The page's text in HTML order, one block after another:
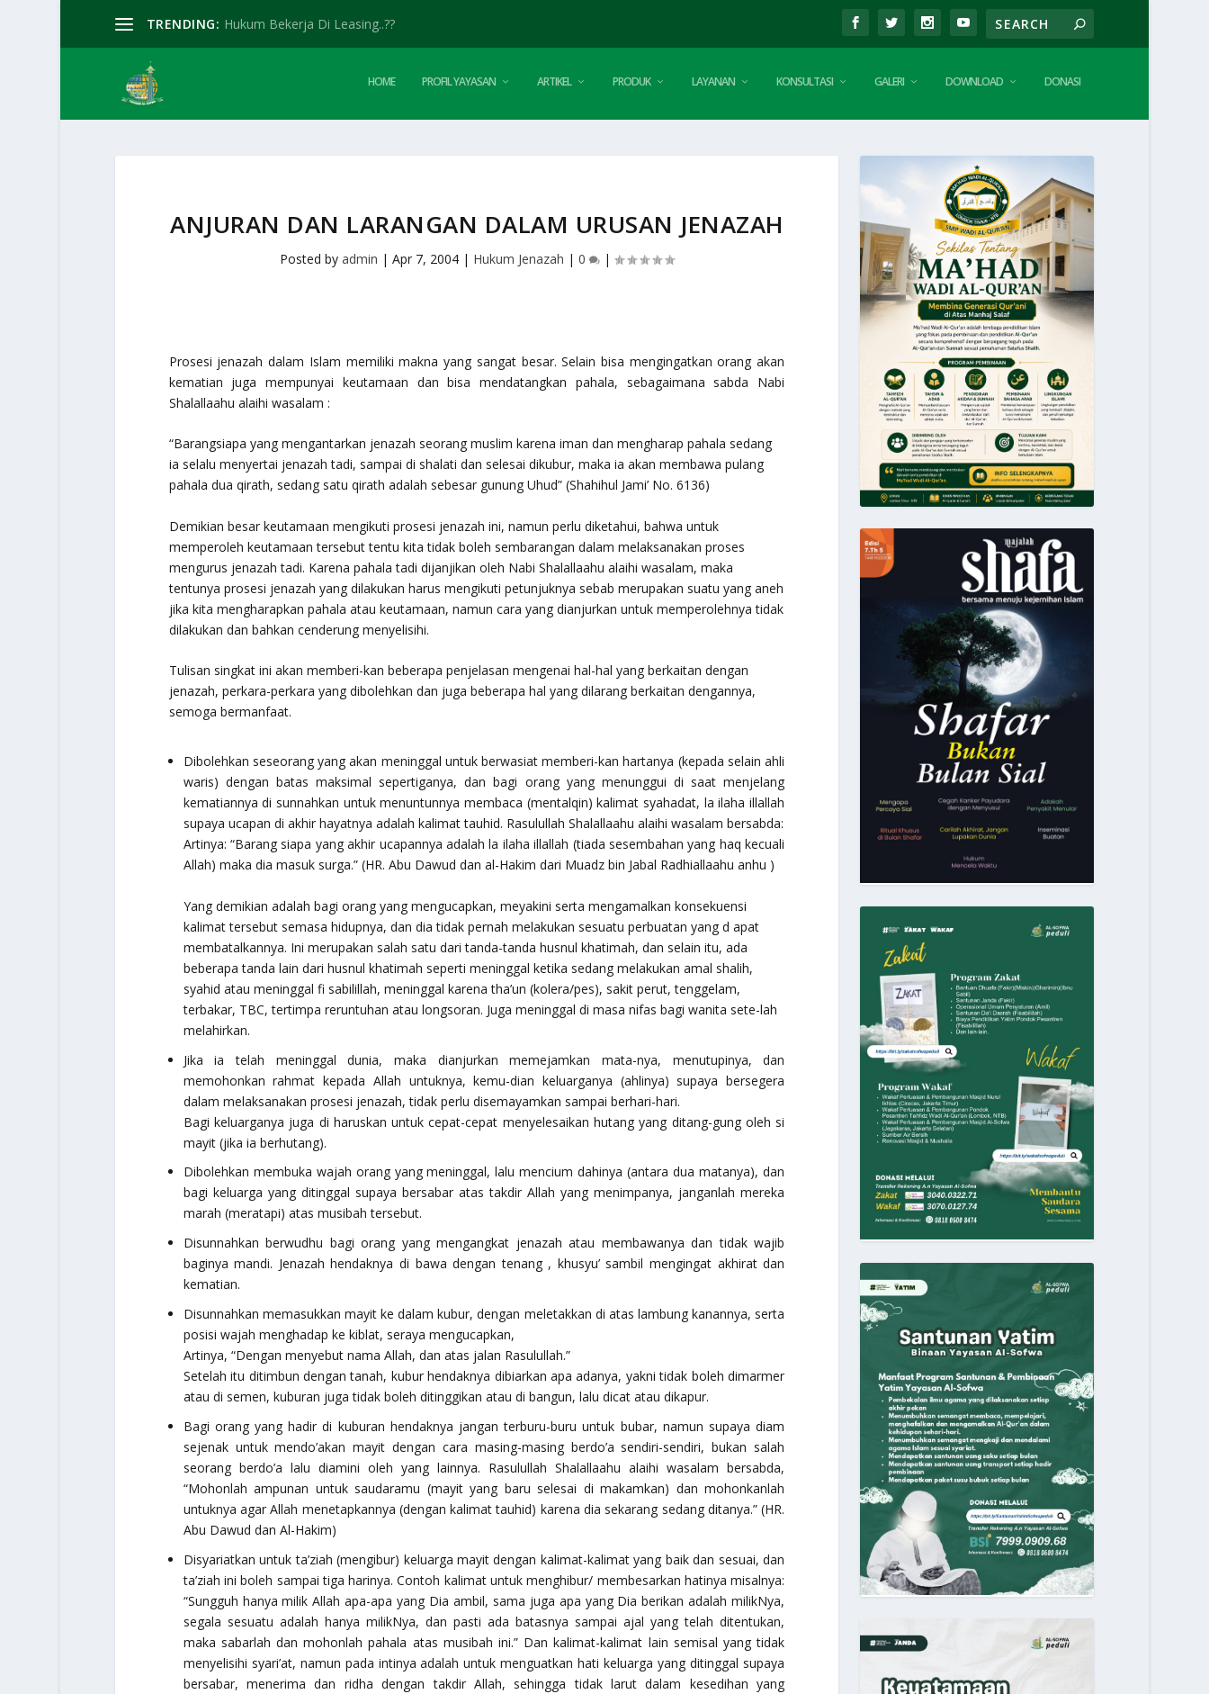
TRENDING: Hukum Bekerja Di Leasing..??
HOME PROFIL YAYASAN ARTIKEL PRODUK LAYANAN KONSULTASI GALERI DOWNLOAD DONASI
ANJURAN DAN LARANGAN DALAM URUSAN JENAZAH
Posted by admin | Apr 7, 2004| Hukum Jenazah | 0 |
Prosesi jenazah dalam Islam memiliki makna yang sangat besar. Selain bisa mengingatkan orang akan
kematian juga mempunyai keutamaan dan bisa mendatangkan pahala, sebagaimana sabda Nabi
Shalallaahu alaihi wasalam :
“Barangsiapa yang mengantarkan jenazah seorang muslim karena iman dan mengharap pahala sedang
ia selalu menyertai jenazah tadi, sampai di shalati dan selesai dikubur, maka ia akan membawa pulang
pahala dua qirath, sedang satu qirath adalah sebesar gunung Uhud”(Shahihul Jami’ No. 6136)
Demikian besar keutamaan mengikuti prosesi jenazah ini, namun perlu diketahui, bahwa untuk
memperoleh keutamaan tersebut tentu kita tidak boleh sembarangan dalam melaksanakan proses
mengurus jenazah tadi. Karena pahala tadi dijanjikan oleh Nabi Shalallaahu alaihi wasalam, maka
tentunya prosesi jenazah yang dilakukan harus mengikuti petunjuknya sebab merupakan suatu yang aneh
jika kita mengharapkan pahala atau keutamaan, namun cara yang dianjurkan untuk memperolehnya tidak
dilakukan dan bahkan cenderung menyelisihi.
Tulisan singkat ini akan memberi-kan beberapa penjelasan mengenai hal-hal yang berkaitan dengan
jenazah, perkara-perkara yang dibolehkan dan juga beberapa hal yang dilarang berkaitan dengannya,
semoga bermanfaat.
Dibolehkan seseorang yang akan meninggal untuk berwasiat memberi-kan hartanya (kepada selain ahli
waris) dengan batas maksimal sepertiganya, dan bagi orang yang menunggui di saat menjelang
kematiannya di sunnahkan untuk menuntunnya membaca (mentalqin) kalimat syahadat, la ilaha illallah
supaya ucapan di akhir hayatnya adalah kalimat tauhid. Rasulullah Shalallaahu alaihi wasalam bersabda:
Artinya:“Barang siapa yang akhir ucapannya adalah la ilaha illallah (tiada sesembahan yang haq kecuali
Allah) maka dia masuk surga.”(HR. Abu Dawud dan al-Hakim dari Muadz bin Jabal Radhiallaahu anhu )
Yang demikian adalah bagi orang yang mengucapkan, meyakini serta mengamalkan konsekuensi
kalimat tersebut semasa hidupnya, dan dia tidak pernah melakukan sesuatu perbuatan yang d apat
membatalkannya. Ini merupakan salah satu dari tanda-tanda husnul khatimah, dan selain itu, ada
beberapa tanda lain dari husnul khatimah seperti meninggal ketika sedang melakukan amal shalih,
syahid atau meninggal fi sabilillah, meninggal karena tha’un (kolera/pes), sakit perut, tenggelam,
terbakar, TBC, tertimpa reruntuhan atau longsoran. Juga meninggal di masa nifas bagi wanita sete-lah
melahirkan.
Jika ia telah meninggal dunia, maka dianjurkan memejamkan mata-nya, menutupinya, dan
memohonkan rahmat kepada Allah untuknya, kemu-dian keluarganya (ahlinya) supaya bersegera
dalam melaksanakan prosesi jenazah, tidak perlu disemayamkan sampai berhari-hari.
Bagi keluarganya juga di haruskan untuk cepat-cepat menyelesaikan hutang yang ditang-gung oleh si
mayit (jika ia berhutang).
Dibolehkan membuka wajah orang yang meninggal, lalu mencium dahinya (antara dua matanya), dan
bagi keluarga yang ditinggal supaya bersabar atas takdir Allah yang menimpanya, janganlah mereka
marah (meratapi) atas musibah tersebut.
Disunnahkan berwudhu bagi orang yang mengangkat jenazah atau membawanya dan tidak wajib
baginya mandi. Jenazah hendaknya di bawa dengan tenang , khusyu’ sambil mengingat akhirat dan
kematian.
Disunnahkan memasukkan mayit ke dalam kubur, dengan meletakkan di atas lambung kanannya, serta
posisi wajah menghadap ke kiblat, seraya mengucapkan,
Artinya, “Dengan menyebut nama Allah, dan atas jalan Rasulullah.”
Setelah itu ditimbun dengan tanah, kubur hendaknya dibiarkan apa adanya, yakni tidak boleh dimarmer
atau di semen, kuburan juga tidak boleh ditinggikan atau di bangun, lalu dicat atau dikapur.
Bagi orang yang hadir di kuburan hendaknya jangan terburu-buru untuk bubar, namun supaya diam
sejenak untuk mendo’akan mayit dengan cara masing-masing berdo’a sendiri-sendiri, bukan salah
seorang berdo’a lalu diamini oleh yang lainnya. Rasulullah Shalallaahu alaihi wasalam bersabda,
“Mohonlah ampunan untuk saudaramu (mayit yang baru selesai di makamkan) dan mohonkanlah
untuknya agar Allah menetapkannya (dengan kalimat tauhid) karena dia sekarang sedang ditanya.”(HR.
Abu Dawud dan Al-Hakim)
Disyariatkan untuk ta’ziah (mengibur) keluarga mayit dengan kalimat-kalimat yang baik dan sesuai, dan
ta’ziah ini boleh sampai tiga harinya. Contoh kalimat untuk menghibur/ membesarkan hatinya misalnya:
“Sungguh hanya milik Allah apa-apa yang Dia ambil, sama juga apa yang Dia berikan adalah milikNya,
segala sesuatu adalah hanya milikNya, dan pasti ada batasnya sampai ajal yang telah ditentukan,
maka sabarlah dan mohonlah pahala atas musibah ini.” Dan kalimat-kalimat lain semisal yang tidak
menyelisihi syari’at, namun pada intinya adalah untuk menguatkan hati keluarga yang ditinggal supaya
bersabar, menerima dan ridha dengan takdir Allah, sehingga tidak larut dalam kesedihan yang